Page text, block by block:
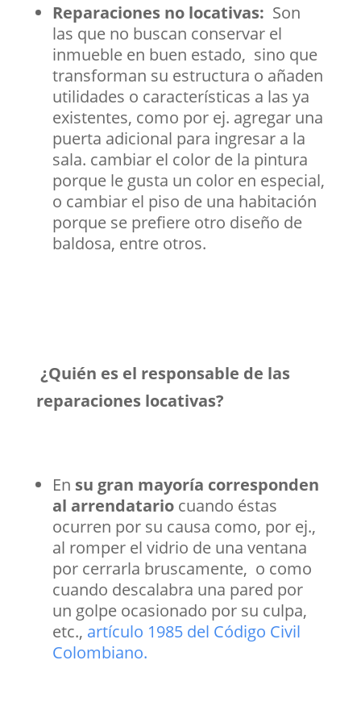
Reparaciones no locativas: Son
las que no buscan conservar el
inmueble en buen estado, sino que
transforman su estructura o añaden
utilidades o características a las ya
existentes, como por ej. agregar una
puerta adicional para ingresar a la
sala. cambiar el color de la pintura
porque le gusta un color en especial,
o cambiar el piso de una habitación
porque se prefiere otro diseño de
baldosa, entre otros.
¿Quién es el responsable de las
reparaciones locativas?
En su gran mayoría corresponden
al arrendatario cuando éstas
ocurren por su causa como, por ej.,
al romper el vidrio de una ventana
por cerrarla bruscamente, o como
cuando descalabra una pared por
un golpe ocasionado por su culpa,
etc., artículo 1985 del Código Civil
Colombiano.